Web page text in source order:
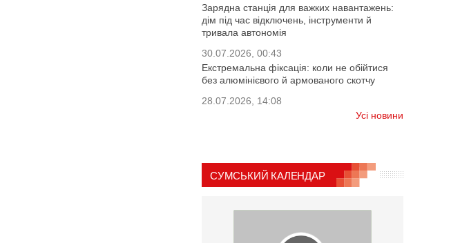
Зарядна станція для важких навантажень:
дім під час відключень, інструменти й
тривала автономія
30.07.2026, 00:43
Екстремальна фіксація: коли не обійтися
без алюмінієвого й армованого скотчу
28.07.2026, 14:08
Усі новини
СУМСЬКИЙ КАЛЕНДАР